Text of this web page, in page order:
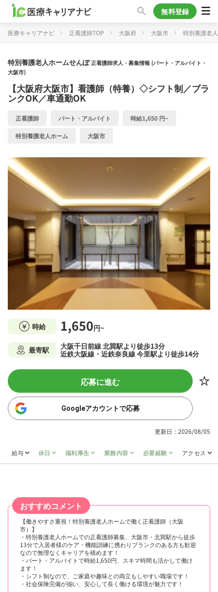
無料登録
医療キャリアナビ 正看護師TOP 大阪府 大阪市 特別養護老
特別養護老人ホームせんぽ正看護師求人・募集情報 (パート・アルバイト・
大阪市)
【大阪府大阪市】看護師（特養）◇シフト制／ブラ
ンクOK／車通勤OK
正看護師 パート・アルバイト 時給1,650 円~
特別養護老人ホーム 大阪市
時給 1,650円~
最寄駅
大阪千日前線 北巽駅より徒歩13分
近鉄大阪線・近鉄奈良線 今里駅より徒歩14分
応募に進む
Googleアカウントで応募
更新日：2026/08/05
給与 休日 福利厚生 業務内容 必要経験 アクセス
おすすめコメント
【働きやすさ重視！特別養護老人ホームで働く正看護師（大阪
市）】
・特別養護老人ホームでの正看護師募集、大阪市・北巽駅から徒歩
13分で入居者様のケア・機能訓練に携わりブランクのある方も歓迎
なので無理なくキャリアを積めます！
・パート・アルバイトで時給1,650円、スキマ時間も活かして働け
ます！
・シフト制なので、ご家庭や趣味との両立もしやすい職場です！
・社会保険完備が揃い、安心して長く働ける環境が魅力です！